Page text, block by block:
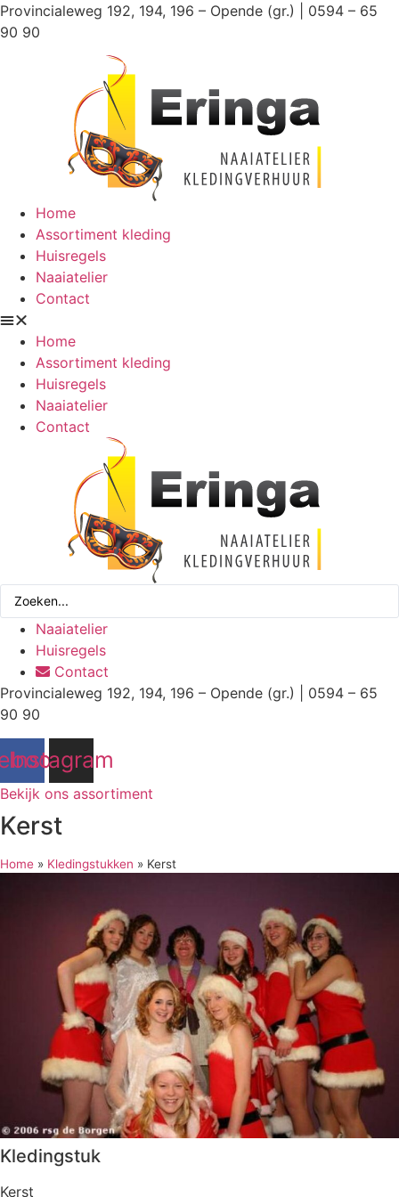
Ga
naar
Provincialeweg 192, 194, 196 – Opende (gr.) | 0594 – 65
90 90
Home
Assortiment kleding
Huisregels
Naaiatelier
Contact
Home
Assortiment kleding
Huisregels
Naaiatelier
Contact
Search
Naaiatelier
Huisregels
Contact
Provincialeweg 192, 194, 196 – Opende (gr.) | 0594 – 65
90 90
Instagram
Bekijk ons assortiment
Kerst
Home » Kledingstukken » Kerst
Kledingstuk
Kerst